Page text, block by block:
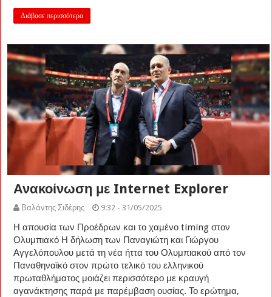
Διάβασε περισσότερα
Ανακοίνωση με Internet Explorer
Βαλάντης Σιδέρης 9:32 - 31/05/2025
Η απουσία των Προέδρων και το χαμένο timing στον
Ολυμπιακό Η δήλωση των Παναγιώτη και Γιώργου
Αγγελόπουλου μετά τη νέα ήττα του Ολυμπιακού από τον
Παναθηναϊκό στον πρώτο τελικό του ελληνικού
πρωταθλήματος μοιάζει περισσότερο με κραυγή
αγανάκτησης παρά με παρέμβαση ουσίας. Το ερώτημα,